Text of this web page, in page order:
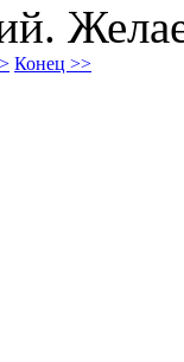
Конец >>